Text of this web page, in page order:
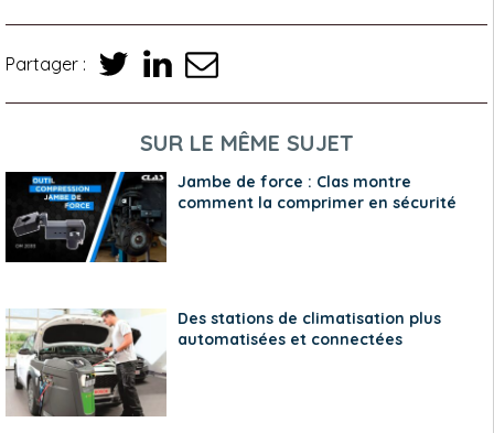
Partager :
SUR LE MÊME SUJET
Jambe de force : Clas montre
comment la comprimer en sécurité
Des stations de climatisation plus
automatisées et connectées